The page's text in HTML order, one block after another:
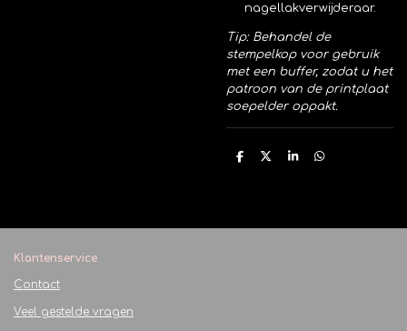
nagellakverwijderaar.
Tip: Behandel de
stempelkop voor gebruik
met een buffer, zodat u het
patroon van de printplaat
soepelder oppakt.
D
D
S
D
Klantenservice
Contact
Veel gestelde vragen